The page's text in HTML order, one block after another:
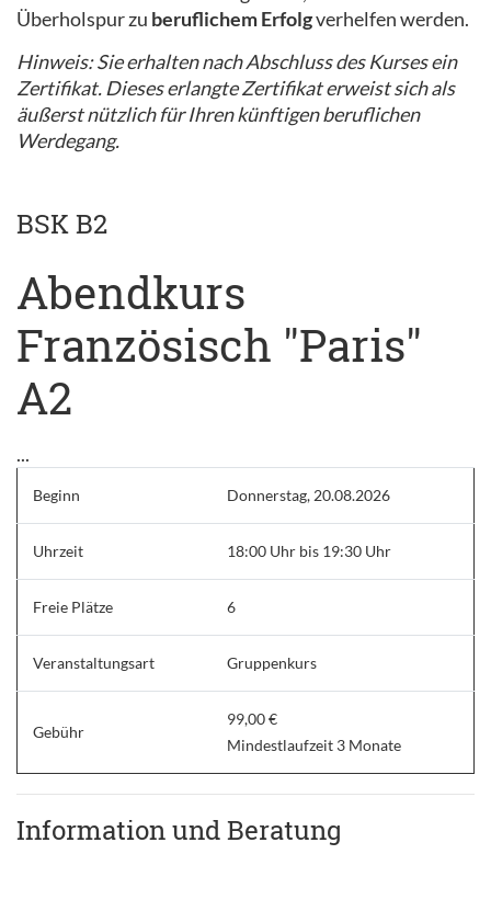
Überholspur zu beruflichem Erfolgverhelfen werden.
Hinweis: Sie erhalten nach Abschluss des Kurses ein
Zertifikat. Dieses erlangte Zertifikat erweist sich als
äußerst nützlich für Ihren künftigen beruflichen
Werdegang.
BSK B2
Abendkurs
Französisch "Paris"
A2
...
Beginn Donnerstag, 20.08.2026
Uhrzeit 18:00 Uhr bis 19:30 Uhr
Freie Plätze 6
Veranstaltungsart Gruppenkurs
Gebühr
99,00 €
Mindestlaufzeit 3 Monate
Information und Beratung